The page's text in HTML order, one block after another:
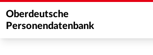
Oberdeutsche
Personendatenbank